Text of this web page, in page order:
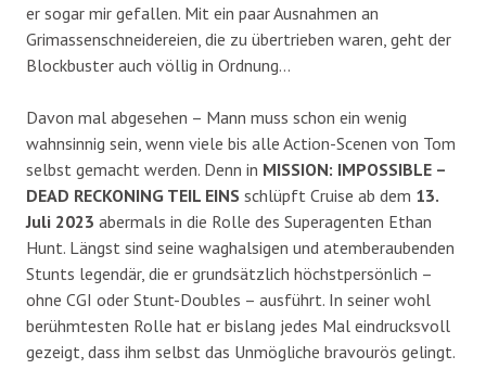
er sogar mir gefallen. Mit ein paar Ausnahmen an
Grimassenschneidereien, die zu übertrieben waren, geht der
Blockbuster auch völlig in Ordnung…
Davon mal abgesehen – Mann muss schon ein wenig
wahnsinnig sein, wenn viele bis alle Action-Scenen von Tom
selbst gemacht werden. Denn in MISSION: IMPOSSIBLE –
DEAD RECKONING TEIL EINS schlüpft Cruise ab dem 13.
Juli 2023 abermals in die Rolle des Superagenten Ethan
Hunt. Längst sind seine waghalsigen und atemberaubenden
Stunts legendär, die er grundsätzlich höchstpersönlich –
ohne CGI oder Stunt-Doubles – ausführt. In seiner wohl
berühmtesten Rolle hat er bislang jedes Mal eindrucksvoll
gezeigt, dass ihm selbst das Unmögliche bravourös gelingt.